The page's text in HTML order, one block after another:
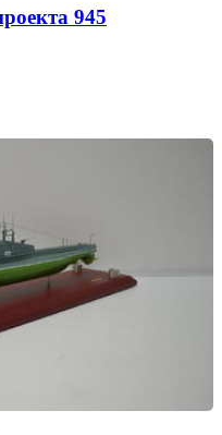
945